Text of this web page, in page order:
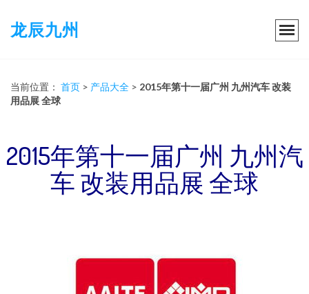
龙辰九州
当前位置： 首页 > 产品大全 > 2015年第十一届广州 九州汽车 改装
用品展 全球
2015年第十一届广州 九州汽
车 改装用品展 全球